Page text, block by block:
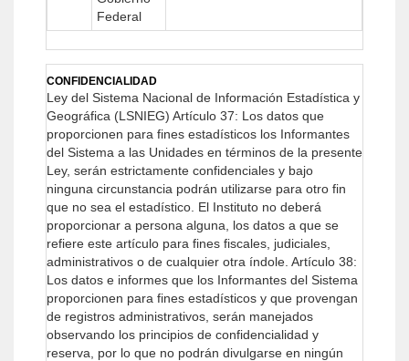
Federal
CONFIDENCIALIDAD
Ley del Sistema Nacional de Información Estadística y
Geográfica (LSNIEG) Artículo 37: Los datos que
proporcionen para fines estadísticos los Informantes
del Sistema a las Unidades en términos de la presente
Ley, serán estrictamente confidenciales y bajo
ninguna circunstancia podrán utilizarse para otro fin
que no sea el estadístico. El Instituto no deberá
proporcionar a persona alguna, los datos a que se
refiere este artículo para fines fiscales, judiciales,
administrativos o de cualquier otra índole. Artículo 38:
Los datos e informes que los Informantes del Sistema
proporcionen para fines estadísticos y que provengan
de registros administrativos, serán manejados
observando los principios de confidencialidad y
reserva, por lo que no podrán divulgarse en ningún